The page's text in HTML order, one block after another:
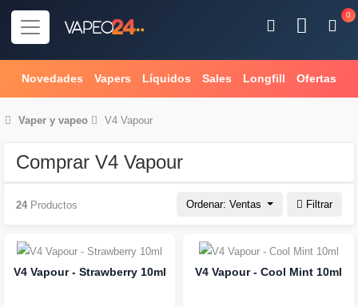
0
Novedades Vapers Líquidos Sales Longfill Ofertas
Vaper y vapeo V4 Vapour
Comprar V4 Vapour
Ordenar: Ventas Filtrar
24 Productos
V4 Vapour - Strawberry 10ml V4 Vapour - Cool Mint 10ml